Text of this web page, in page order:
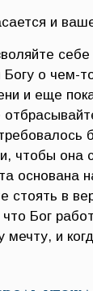
и
себе
о чем-
и еще
чтобы она
основана
стоять в
Бог
мечту, и